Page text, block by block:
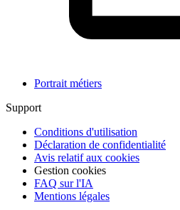
Portrait métiers
Support
Conditions d'utilisation
Déclaration de confidentialité
Avis relatif aux cookies
Gestion cookies
FAQ sur l'IA
Mentions légales